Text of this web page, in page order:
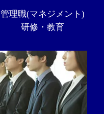
管理職(マネジメント)
研修・教育